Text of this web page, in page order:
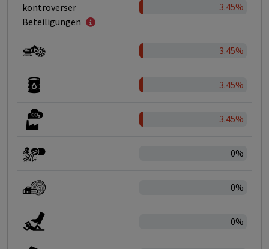
kontroverser
Beteiligungen
3.45%
3.45%
3.45%
3.45%
0%
0%
0%